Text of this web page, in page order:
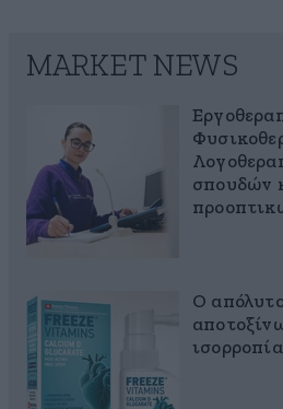
MARKET NEWS
σπουδών
Ο
ισορροπία